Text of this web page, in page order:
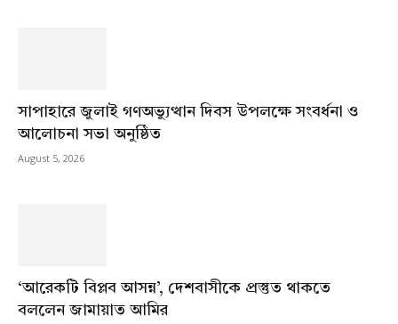
সাপাহারে জুলাই গণঅভ্যুত্থান দিবস উপলক্ষে সংবর্ধনা ও
আলোচনা সভা অনুষ্ঠিত
August 5, 2026
‘আরেকটি বিপ্লব আসন্ন’, দেশবাসীকে প্রস্তুত থাকতে
বললেন জামায়াত আমির